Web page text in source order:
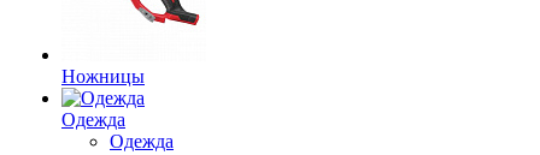
Ножницы
Одежда
Одежда